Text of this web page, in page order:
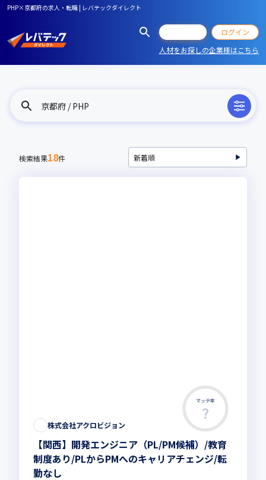
PHP×京都府の求人・転職 | レバテックダイレクト
ログイン
人材をお探しの企業様はこちら
京都府 / PHP
検索結果18件
マッチ率
株式会社アクロビジョン
【関西】開発エンジニア（PL/PM候補）/教育
制度あり/PLからPMへのキャリアチェンジ/転
勤なし